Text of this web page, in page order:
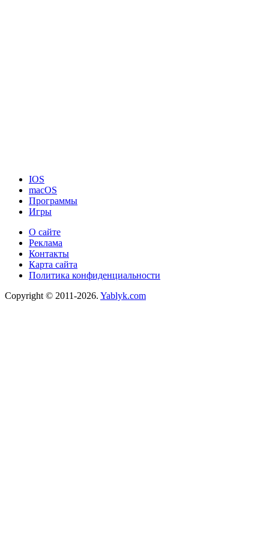
IOS
macOS
Программы
Игры
О сайте
Реклама
Контакты
Карта сайта
Политика конфиденциальности
Copyright © 2011-2026. Yablyk.сom